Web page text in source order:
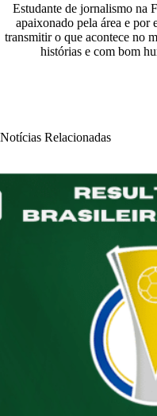
Estudante de jornalismo na
apaixonado pela área e por
transmitir o que acontece no
histórias e com bom
Notícias Relacionadas